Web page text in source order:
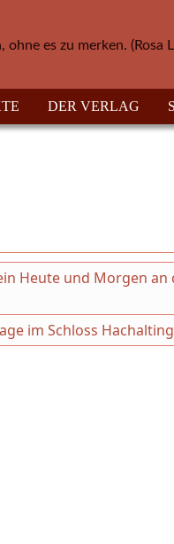
es zu merken. (Rosa
DER VERLAG
Heute und Morgen an
im Schloss